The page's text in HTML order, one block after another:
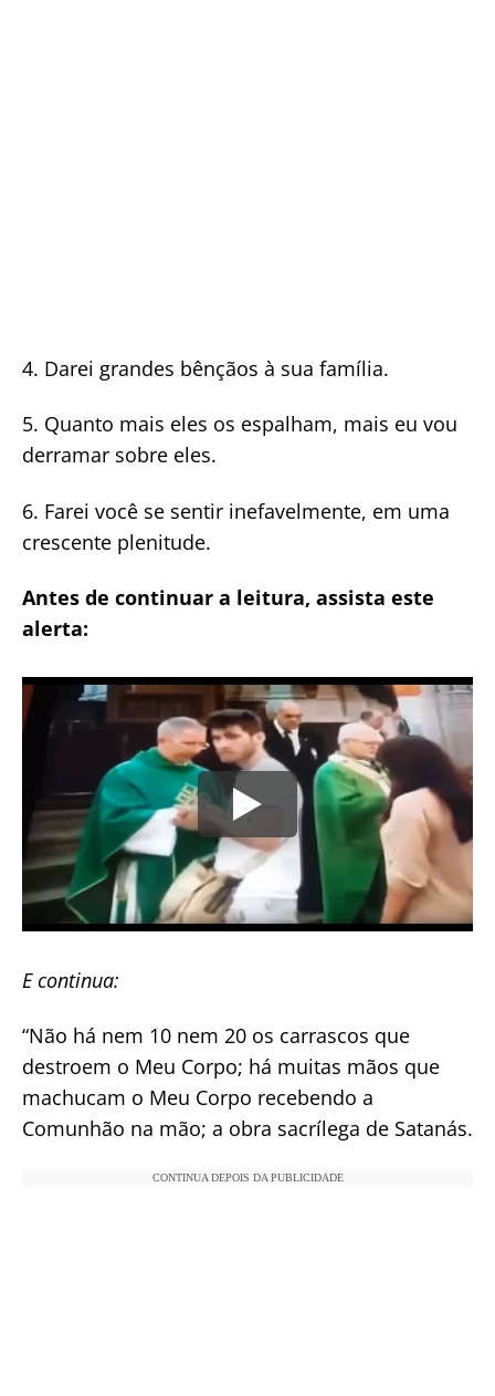
4. Darei grandes bênçãos à sua família.
5. Quanto mais eles os espalham, mais eu vou
derramar sobre eles.
6. Farei você se sentir inefavelmente, em uma
crescente plenitude.
Antes de continuar a leitura, assista este
alerta:
E continua:
“Não há nem 10 nem 20 os carrascos que
destroem o Meu Corpo; há muitas mãos que
machucam o Meu Corpo recebendo a
Comunhão na mão; a obra sacrílega de Satanás.
CONTINUA DEPOIS DA PUBLICIDADE